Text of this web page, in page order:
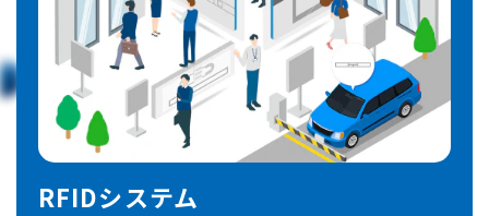
RFIDシステム